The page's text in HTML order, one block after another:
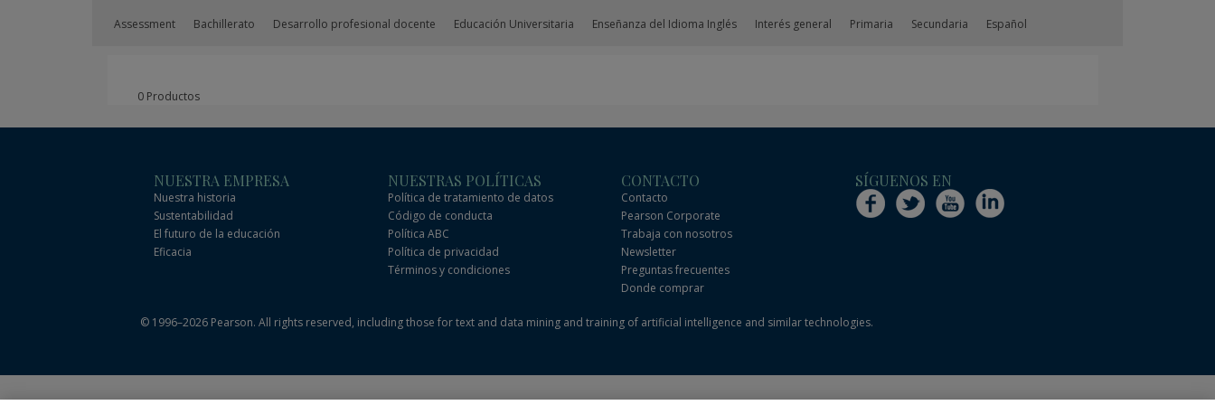
Assessment Bachillerato Desarrollo profesional docente Educación Universitaria Enseñanza del Idioma Inglés Interés general Primaria Secundaria Español
0 Productos
NUESTRA EMPRESA
Nuestra historia
Sustentabilidad
El futuro de la educación
Eficacia
NUESTRAS POLÍTICAS
Política de tratamiento de datos
Código de conducta
Política ABC
Política de privacidad
Términos y condiciones
CONTACTO
Contacto
Pearson Corporate
Trabaja con nosotros
Newsletter
Preguntas frecuentes
Donde comprar
SÍGUENOS EN
© 1996–2026 Pearson. All rights reserved, including those for text and data mining and training of artificial intelligence and similar technologies.